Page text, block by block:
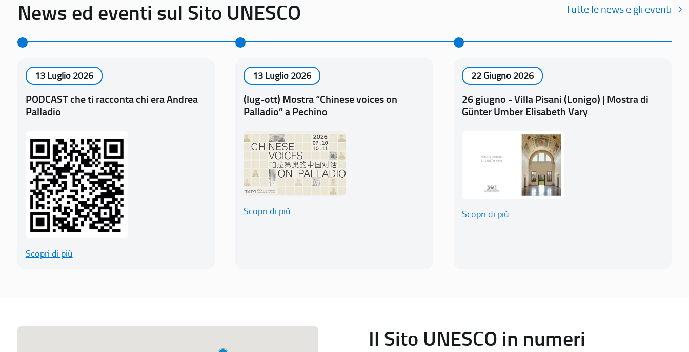
News ed eventi sul Sito UNESCO Tutte le news e gli eventi
13 Luglio 2026
PODCAST che ti racconta chi era Andrea
Palladio
Scopri di più
13 Luglio 2026
(lug-ott) Mostra “Chinese voices on
Palladio” a Pechino
Scopri di più
22 Giugno 2026
26 giugno - Villa Pisani (Lonigo) | Mostra di
Günter Umber Elisabeth Vary
Scopri di più
Il Sito UNESCO in numeri